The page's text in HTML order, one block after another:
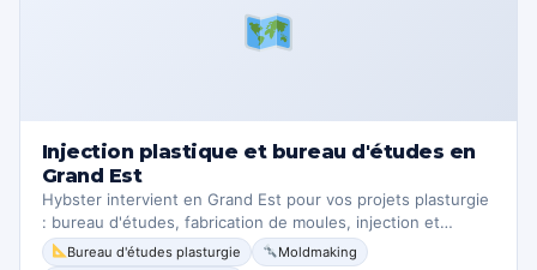
Injection plastique et bureau d'études en
Grand Est
Hybster intervient en Grand Est pour vos projets plasturgie
: bureau d'études, fabrication de moules, injection et…
Bureau d'études plasturgie
Moldmaking